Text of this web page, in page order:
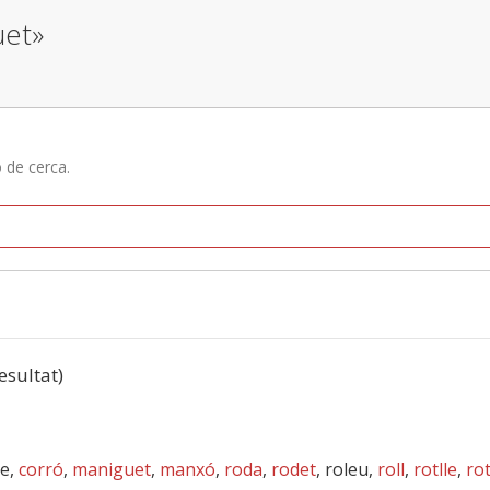
cerca.
corró, maniguet, manxó, roda, rodet, roleu, roll, rotlle,